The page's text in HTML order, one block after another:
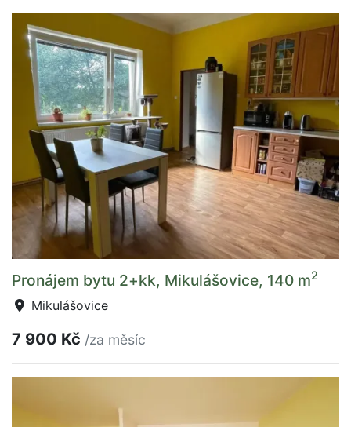
Pronájem bytu 2+kk, Mikulášovice, 140 m2
Mikulášovice
7 900 Kč /za měsíc